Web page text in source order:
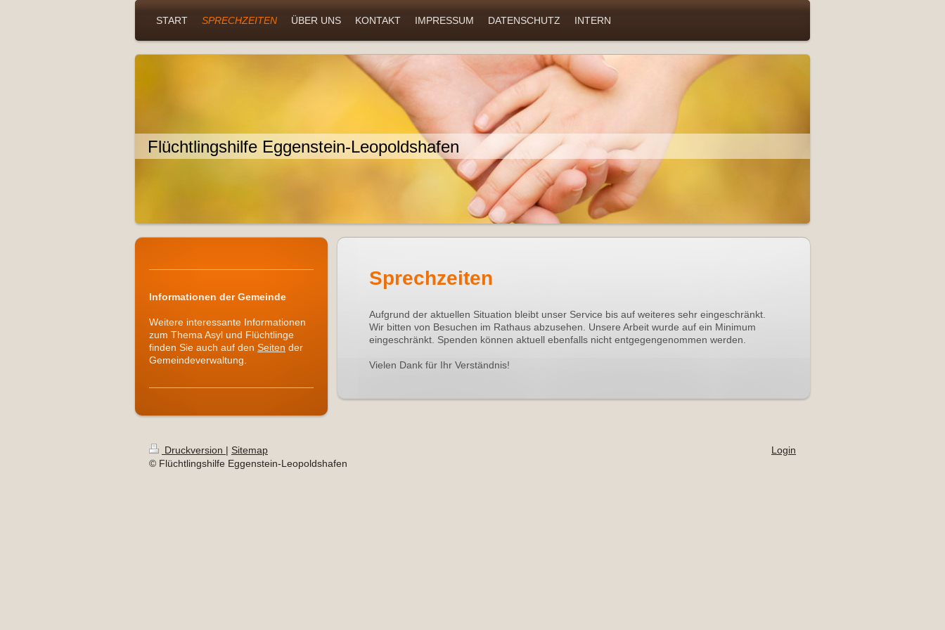
START SPRECHZEITEN ÜBER UNS KONTAKT IMPRESSUM DATENSCHUTZ INTERN
Flüchtlingshilfe Eggenstein-Leopoldshafen
Sprechzeiten
Aufgrund der aktuellen Situation bleibt unser Service bis auf weiteres sehr eingeschränkt.
Wir bitten von Besuchen im Rathaus abzusehen. Unsere Arbeit wurde auf ein Minimum
eingeschränkt. Spenden können aktuell ebenfalls nicht entgegengenommen werden.
Vielen Dank für Ihr Verständnis!
Informationen der Gemeinde
Weitere interessante Informationen
zum Thema Asyl und Flüchtlinge
finden Sie auch auf den Seiten der
Gemeindeverwaltung.
Druckversion | Sitemap
© Flüchtlingshilfe Eggenstein-Leopoldshafen
Login